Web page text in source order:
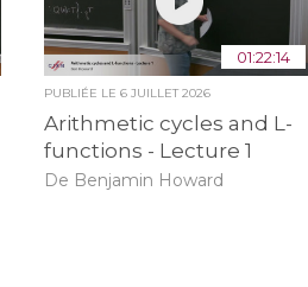
01:22:14
PUBLIÉE LE6 JUILLET 2026
Arithmetic cycles and L-
functions - Lecture 1
De Benjamin Howard